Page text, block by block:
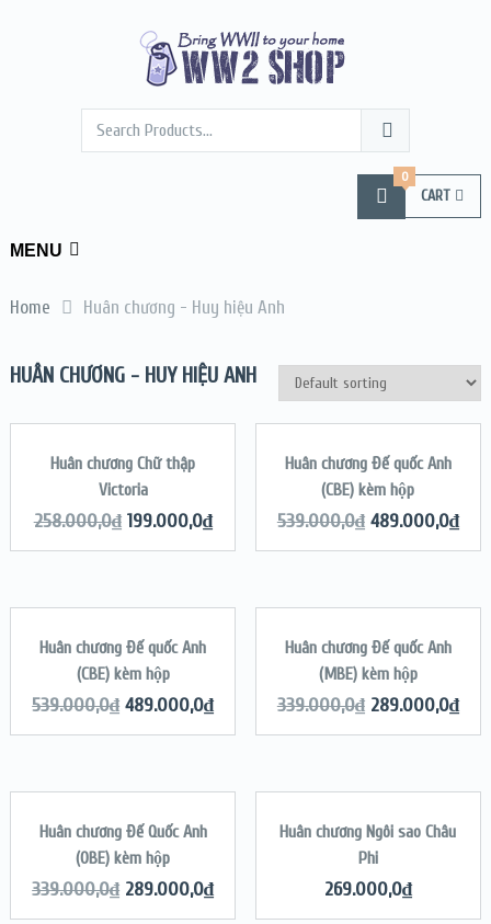
CART
0
MENU
Home Huân chương - Huy hiệu Anh
HUÂN CHƯƠNG - HUY HIỆU ANH
QUICK LOOK
ADD TO CART
Huân chương Chữ thập
Victoria
258.000,0₫ 199.000,0₫
SALE!
QUICK LOOK
ADD TO CART
Huân chương Đế quốc Anh
(CBE) kèm hộp
539.000,0₫ 489.000,0₫
SALE!
QUICK LOOK
ADD TO CART
Huân chương Đế quốc Anh
(CBE) kèm hộp
539.000,0₫ 489.000,0₫
SALE!
QUICK LOOK
ADD TO CART
Huân chương Đế quốc Anh
(MBE) kèm hộp
339.000,0₫ 289.000,0₫
SALE!
QUICK LOOK
ADD TO CART
Huân chương Đế Quốc Anh
(OBE) kèm hộp
339.000,0₫ 289.000,0₫ QUICK LOOK
ADD TO CART
Huân chương Ngôi sao Châu
Phi
269.000,0₫